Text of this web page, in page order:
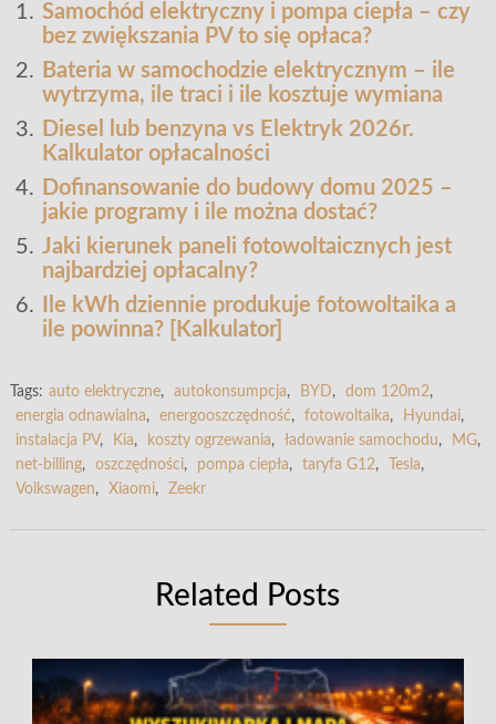
Samochód elektryczny i pompa ciepła – czy
bez zwiększania PV to się opłaca?
Bateria w samochodzie elektrycznym – ile
wytrzyma, ile traci i ile kosztuje wymiana
Diesel lub benzyna vs Elektryk 2026r.
Kalkulator opłacalności
Dofinansowanie do budowy domu 2025 –
jakie programy i ile można dostać?
Jaki kierunek paneli fotowoltaicznych jest
najbardziej opłacalny?
Ile kWh dziennie produkuje fotowoltaika a
ile powinna? [Kalkulator]
Tags: auto elektryczne, autokonsumpcja, BYD, dom 120m2,
energia odnawialna, energooszczędność, fotowoltaika, Hyundai,
instalacja PV, Kia, koszty ogrzewania, ładowanie samochodu, MG,
net-billing, oszczędności, pompa ciepła, taryfa G12, Tesla,
Volkswagen, Xiaomi, Zeekr
Related Posts